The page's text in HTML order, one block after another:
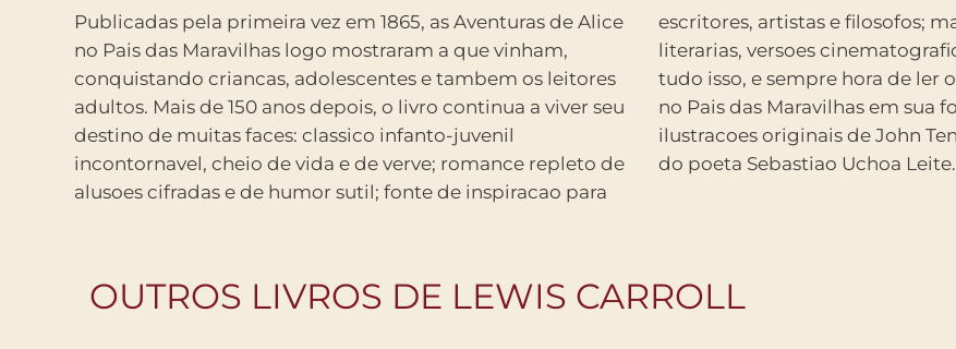
Publicadas pela primeira vez em 1865, as Aventuras de Alice
no Pais das Maravilhas logo mostraram a que vinham,
conquistando criancas, adolescentes e tambem os leitores
adultos. Mais de 150 anos depois, o livro continua a viver seu
destino de muitas faces: classico infanto-juvenil
incontornavel, cheio de vida e de verve; romance repleto de
alusoes cifradas e de humor sutil; fonte de inspiracao para
escritores, artistas e filosofos; materia-prima de adaptacoes
literarias, versoes cinematograficas e assim por diante. Por
tudo isso, e sempre hora de ler ou reler as Aventuras de Alice
no Pais das Maravilhas em sua forma integral – com direito as
ilustracoes originais de John Tenniel e na belissima traducao
do poeta Sebastiao Uchoa Leite.
OUTROS LIVROS DE LEWIS CARROLL